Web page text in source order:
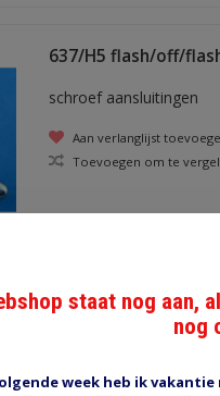
637/H5 flash/off/
schroef aansluitingen
Aan verlanglijst
Toevoegen om te
639/H on-off-on
Aan verlanglijst
staat nog aan,
nog
week heb ik